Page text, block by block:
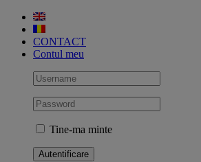
Skip
contentCONTACT
Contul meu
Tine-ma minte